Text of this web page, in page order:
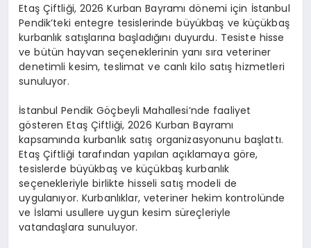
Etaş Çiftliği, 2026 Kurban Bayramı dönemi için İstanbul
Pendik’teki entegre tesislerinde büyükbaş ve küçükbaş
kurbanlık satışlarına başladığını duyurdu. Tesiste hisse
ve bütün hayvan seçeneklerinin yanı sıra veteriner
denetimli kesim, teslimat ve canlı kilo satış hizmetleri
sunuluyor.
İstanbul Pendik Göçbeyli Mahallesi’nde faaliyet
gösteren Etaş Çiftliği, 2026 Kurban Bayramı
kapsamında kurbanlık satış organizasyonunu başlattı.
Etaş Çiftliği tarafından yapılan açıklamaya göre,
tesislerde büyükbaş ve küçükbaş kurbanlık
seçenekleriyle birlikte hisseli satış modeli de
uygulanıyor. Kurbanlıklar, veteriner hekim kontrolünde
ve İslami usullere uygun kesim süreçleriyle
vatandaşlara sunuluyor.